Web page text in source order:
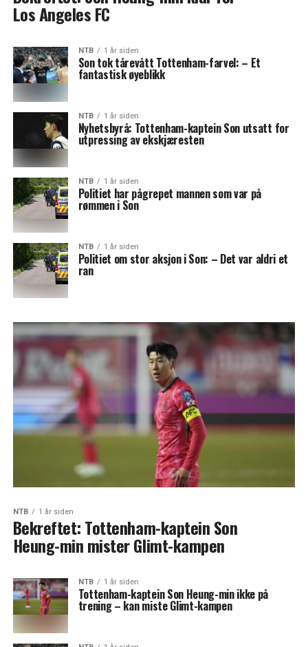
Los Angeles FC
NTB 1 år siden
Son tok tårevått Tottenham-farvel: – Et
fantastisk øyeblikk
NTB 1 år siden
Nyhetsbyrå: Tottenham-kaptein Son utsatt for
utpressing av ekskjæresten
NTB 1 år siden
Politiet har pågrepet mannen som var på
rømmen i Son
NTB 1 år siden
Politiet om stor aksjon i Son: – Det var aldri et
ran
NTB 1 år siden
Bekreftet: Tottenham-kaptein Son
Heung-min mister Glimt-kampen
NTB 1 år siden
Tottenham-kaptein Son Heung-min ikke på
trening – kan miste Glimt-kampen